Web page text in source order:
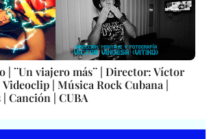
| ¨Un viajero más¨ | Director: Víctor
| Música Rock Cubana |
Canción | CUBA